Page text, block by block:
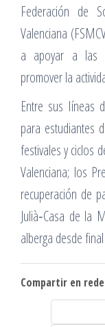
Federación de
Valenciana
a apoyar a las
promover la
Entre sus líneas
para estudiantes
festivales y ciclos
Valenciana; los
recuperación de
Julià‑Casa de la
alberga desde
Compartir en